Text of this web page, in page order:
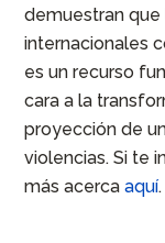
demuestran que
internacionales
es un recurso
cara a la
proyección de
violencias. Si te
más acercaaquí.